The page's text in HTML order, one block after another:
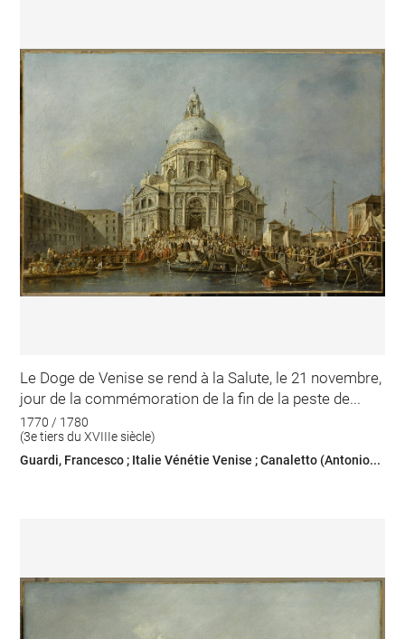
Le Doge de Venise se rend à la Salute, le 21 novembre,
jour de la commémoration de la fin de la peste de...
1770 / 1780
(3e tiers du XVIIIe siècle)
Guardi, Francesco ; Italie Vénétie Venise ; Canaletto (Antonio...